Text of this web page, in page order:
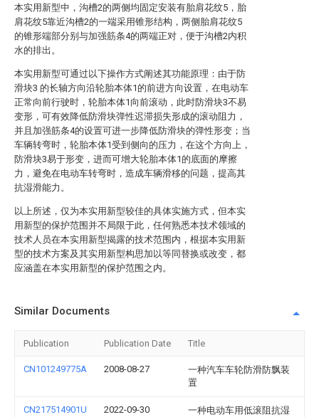
本实用新型中，沟槽2的两侧均固定安装有胎肩花纹5，胎
肩花纹5靠近沟槽2的一端采用锥形结构，两侧胎肩花纹5
的锥形端部分别与加强筋条4的两端正对，便于沟槽2内积
水的排出。
本实用新型可通过以下操作方式阐述其功能原理：由于防
滑块3 的长轴方向沿轮胎本体1的前进方向设置，在电动车
正常向前行驶时，轮胎本体1向前滚动，此时防滑块3不易
变形，可有效降低防滑块弹性迟滞损失形成的滚动阻力，
并且加强筋条4的设置可进一步降低防滑块的弹性形变；当
车辆转弯时，轮胎本体1受到侧向的压力，在这个方向上，
防滑块3易于形变，进而可增大轮胎本体1的底面的摩擦
力，避免在电动车转弯时，造成车辆滑移的问题，提高其
抗湿滑能力。
以上所述，仅为本实用新型较佳的具体实施方式，但本实
用新型的保护范围并不局限于此，任何熟悉本技术领域的
技术人员在本实用新型揭露的技术范围内，根据本实用新
型的技术方案及其实用新型构思加以等同替换或改变，都
应涵盖在本实用新型的保护范围之内。
Similar Documents
Publication Publication Date Title
CN101249775A 2008-08-27
一种汽车车轮防滑防飘装
置
CN217514901U 2022-09-30
一种电动车用低滚阻抗湿